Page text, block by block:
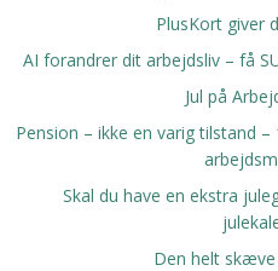
PlusKort giver
AI forandrer dit arbejdsliv – få
Jul på
Pension – ikke en varig tilstand
Skal du have en ekstra
Den helt